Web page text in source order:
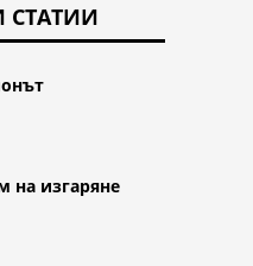
СТАТИИ
на изгаряне